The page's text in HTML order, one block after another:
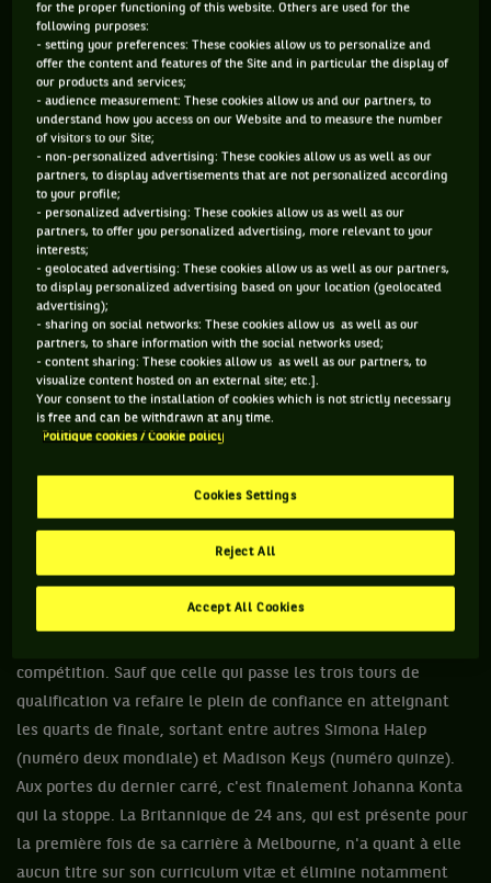
Zhang Shuai (2016)
Avant la compétition, Zhang Shuai ne sait plus où elle en est.
A 26 ans, elle n'a remporté que deux titres WTA, n'a jamais
passé un tour dans un tournoi du Grand Chelem et pointe au
133e rang mondial. Alors, elle l'annonce plus ou moins
compétition. Sauf que celle qui passe les trois tours de
qualification va refaire le plein de confiance en atteignant
les quarts de finale, sortant entre autres Simona Halep
(numéro deux mondiale) et Madison Keys (numéro quinze).
Aux portes du dernier carré, c'est finalement Johanna Konta
qui la stoppe. La Britannique de 24 ans, qui est présente pour
la première fois de sa carrière à Melbourne, n'a quant à elle
aucun titre sur son curriculum vitæ et élimine notamment
for the proper functioning of this website. Others are used for the
following purposes:
- setting your preferences: These cookies allow us to personalize and
offer the content and features of the Site and in particular the display of
our products and services;
- audience measurement: These cookies allow us and our partners, to
understand how you access on our Website and to measure the number
of visitors to our Site;
- non-personalized advertising: These cookies allow us as well as our
partners, to display advertisements that are not personalized according
to your profile;
- personalized advertising: These cookies allow us as well as our
partners, to offer you personalized advertising, more relevant to your
interests;
- geolocated advertising: These cookies allow us as well as our partners,
to display personalized advertising based on your location (geolocated
advertising);
- sharing on social networks: These cookies allow us as well as our
partners, to share information with the social networks used;
- content sharing: These cookies allow us as well as our partners, to
visualize content hosted on an external site; etc.].
Your consent to the installation of cookies which is not strictly necessary
is free and can be withdrawn at any time.
Politique cookies / Cookie policy
Cookies Settings
Reject All
Accept All Cookies